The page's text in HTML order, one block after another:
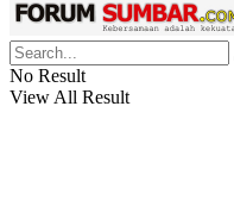
No Result
View All Result